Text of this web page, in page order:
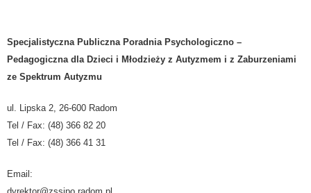
Specjalistyczna Publiczna Poradnia Psychologiczno –
Pedagogiczna dla Dzieci i Młodzieży z Autyzmem i z Zaburzeniami
ze Spektrum Autyzmu
ul. Lipska 2, 26-600 Radom
Tel / Fax: (48) 366 82 20
Tel / Fax: (48) 366 41 31
Email: